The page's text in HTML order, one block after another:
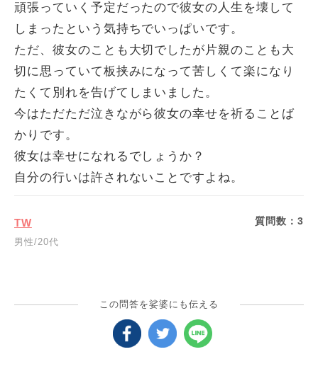
頑張っていく予定だったので彼女の人生を壊して
しまったという気持ちでいっぱいです。
ただ、彼女のことも大切でしたが片親のことも大
切に思っていて板挟みになって苦しくて楽になり
たくて別れを告げてしまいました。
今はただただ泣きながら彼女の幸せを祈ることば
かりです。
彼女は幸せになれるでしょうか？
自分の行いは許されないことですよね。
TW
男性/20代
質問数：3
この問答を娑婆にも伝える